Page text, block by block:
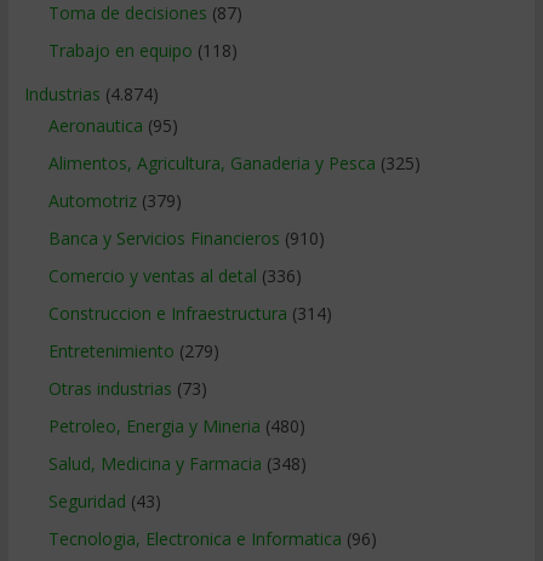
Toma de decisiones (87)
Trabajo en equipo (118)
Industrias (4.874)
Aeronautica (95)
Alimentos, Agricultura, Ganaderia y Pesca (325)
Automotriz(379)
Banca y Servicios Financieros (910)
Comercio y ventas al detal (336)
Construccion e Infraestructura (314)
Entretenimiento (279)
Otras industrias (73)
Petroleo, Energia y Mineria (480)
Salud, Medicina y Farmacia (348)
Seguridad (43)
Tecnologia, Electronica e Informatica (96)